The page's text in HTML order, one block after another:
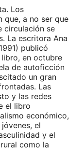
Los
que, a no ser que
circulación se
La escritora Ana
publicó
en octubre
de autoficción
un gran
Las
y las redes
el libro
económico,
el
y el
como la